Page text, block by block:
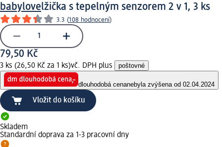
babylovelžička s tepelným senzorem 2 v 1, 3 ks
3.3 (108 hodnocení)
79,50 Kč
3 ks (26,50 Kč za 1 ks)vč. DPH plus poštovné
dlouhodobá cenanebyla zvýšena od 02.04.2024
Vložit do košíku
Skladem
Standardní doprava za 1-3 pracovní dny